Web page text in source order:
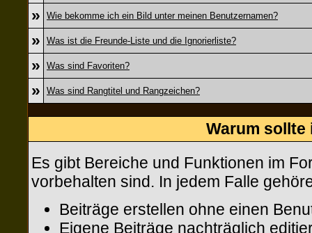
» Wie bekomme ich ein Bild unter meinen Benutzernamen?
» Was ist die Freunde-Liste und die Ignorierliste?
» Was sind Favoriten?
» Was sind Rangtitel und Rangzeichen?
Warum
Es gibt Bereiche und Funktionen im
vorbehalten sind. In jedem Falle
Beiträge erstellen ohne einen
Eigene Beiträge nachträglich